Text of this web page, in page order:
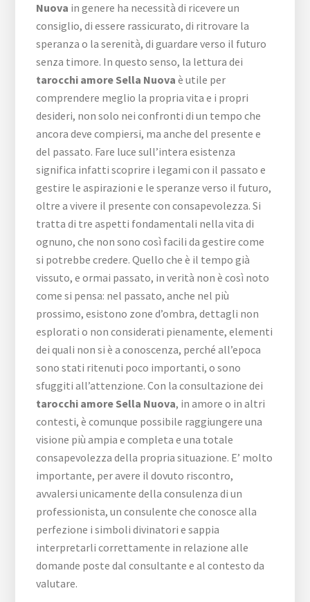
Nuova in genere ha necessità di ricevere un
consiglio, di essere rassicurato, di ritrovare la
speranza o la serenità, di guardare verso il futuro
senza timore. In questo senso, la lettura dei
tarocchi amore Sella Nuova è utile per
comprendere meglio la propria vita e i propri
desideri, non solo nei confronti di un tempo che
ancora deve compiersi, ma anche del presente e
del passato. Fare luce sull’intera esistenza
significa infatti scoprire i legami con il passato e
gestire le aspirazioni e le speranze verso il futuro,
oltre a vivere il presente con consapevolezza. Si
tratta di tre aspetti fondamentali nella vita di
ognuno, che non sono così facili da gestire come
si potrebbe credere. Quello che è il tempo già
vissuto, e ormai passato, in verità non è così noto
come si pensa: nel passato, anche nel più
prossimo, esistono zone d’ombra, dettagli non
esplorati o non considerati pienamente, elementi
dei quali non si è a conoscenza, perché all’epoca
sono stati ritenuti poco importanti, o sono
sfuggiti all’attenzione. Con la consultazione dei
tarocchi amore Sella Nuova, in amore o in altri
contesti, è comunque possibile raggiungere una
visione più ampia e completa e una totale
consapevolezza della propria situazione. E’ molto
importante, per avere il dovuto riscontro,
avvalersi unicamente della consulenza di un
professionista, un consulente che conosce alla
perfezione i simboli divinatori e sappia
interpretarli correttamente in relazione alle
domande poste dal consultante e al contesto da
valutare.